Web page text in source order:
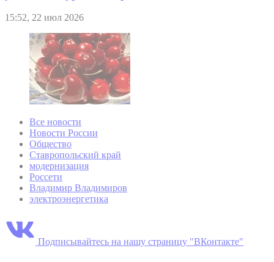
15:52, 22 июл 2026
Все новости
Новости России
Общество
Ставропольский край
модернизация
Россети
Владимир Владимиров
электроэнергетика
Подписывайтесь на нашу страницу "ВКонтакте"